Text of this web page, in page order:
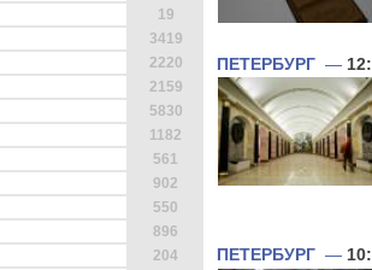
19
3419
2220
2159
5830
1182
561
902
550
896
204
ПЕТЕРБУРГ —
ПЕТЕРБУРГ —